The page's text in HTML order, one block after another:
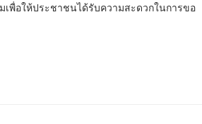
พื่อให้ประชาชนได้รับความสะดวกในการขอ